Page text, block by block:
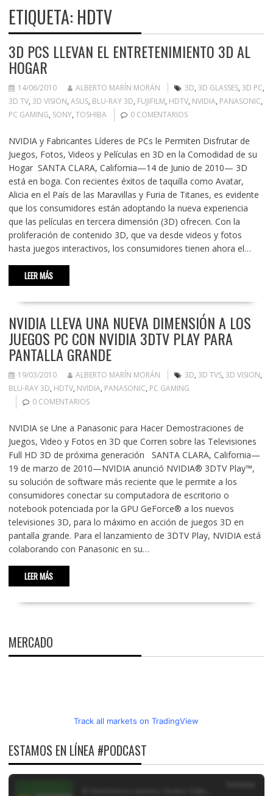
ETIQUETA: HDTV
3D PCS LLEVAN EL ENTRETENIMIENTO 3D AL
HOGAR
14/06/2010 ALBERTO MARÍN MORÁN 3D, 3D GLASSES, 3D PC,
3D TV, 3D VISION, ASUS, BLU-RAY 3D, FUJIFILM, HDTV, NVIDIA, PANASONIC,
PC GAMING, SONY, TOSHIBA 0 COMENTARIOS
NVIDIA y Fabricantes Líderes de PCs le Permiten Disfrutar de
Juegos, Fotos, Videos y Películas en 3D en la Comodidad de su
Hogar SANTA CLARA, California—14 de Junio de 2010— 3D
está en boga. Con recientes éxitos de taquilla como Avatar,
Alicia en el País de las Maravillas y Furia de Titanes, es evidente
que los consumidores están adoptando la nueva experiencia
que las películas en tercera dimensión (3D) ofrecen. Con la
proliferación de contenido 3D, que va desde videos y fotos
hasta juegos interactivos, los consumidores tienen ahora el…
LEER MÁS
NVIDIA LLEVA UNA NUEVA DIMENSIÓN A LOS
JUEGOS PC CON NVIDIA 3DTV PLAY PARA
PANTALLA GRANDE
19/03/2010 ALBERTO MARÍN MORÁN 3D, 3D TVS, 3D VISION,
BLU-RAY 3D, HDTV, NVIDIA, PANASONIC, PC GAMING
0 COMENTARIOS
NVIDIA se Une a Panasonic para Hacer Demostraciones de
Juegos, Video y Fotos en 3D que Corren sobre las Televisiones
Full HD 3D de próxima generación SANTA CLARA, California—
19 de marzo de 2010—NVIDIA anunció NVIDIA® 3DTV Play™,
su solución de software más reciente que le permite a los
consumidores conectar su computadora de escritorio o
notebook potenciada por la GPU GeForce® a los nuevos
televisiones 3D, para lo máximo en acción de juegos 3D en
pantalla grande. Para el lanzamiento de 3DTV Play, NVIDIA está
colaborando con Panasonic en su…
LEER MÁS
MERCADO
Track all markets on TradingView
ESTAMOS EN LÍNEA #PODCAST